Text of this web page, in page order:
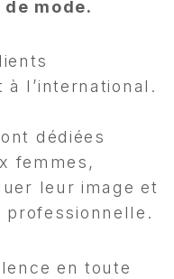
mode.
à l’international.
dédiées
femmes,
leur image et
en toute